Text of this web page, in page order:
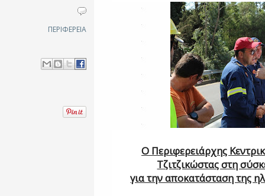
ΠΕΡΙΦΕΡΕΙΑ
Ο Περιφερειάρχης
Τζιτζικώστας στη
για την αποκατάσταση της